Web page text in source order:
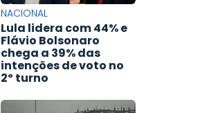
NACIONAL
Lula lidera com 44% e
Flávio Bolsonaro
chega a 39% das
intenções de voto no
2º turno